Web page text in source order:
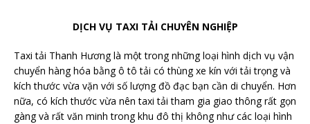
DỊCH VỤ TAXI TẢI CHUYÊN NGHIỆP
Taxi tải Thanh Hương là một trong những loại hình dịch vụ vận
chuyển hàng hóa bằng ô tô tải có thùng xe kín với tải trọng và
kích thước vừa vặn với số lượng đồ đạc bạn cần di chuyển. Hơn
nữa, có kích thước vừa nên taxi tải tham gia giao thông rất gọn
gàng và rất văn minh trong khu đô thị không như các loại hình